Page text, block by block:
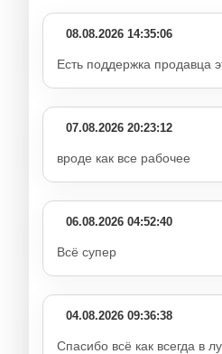
08.08.2026 14:35:06
Есть поддержка продавца
07.08.2026 20:23:12
вроде как все рабочее
06.08.2026 04:52:40
Всё супер
04.08.2026 09:36:38
Спасибо всё как всегда в